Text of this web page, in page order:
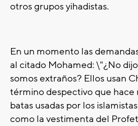
otros grupos yihadistas.
En un momento las
al citado Mohamed: \"¿No
somos extraños? Ellos usan
término despectivo que hace
batas usadas por los
como la vestimenta del